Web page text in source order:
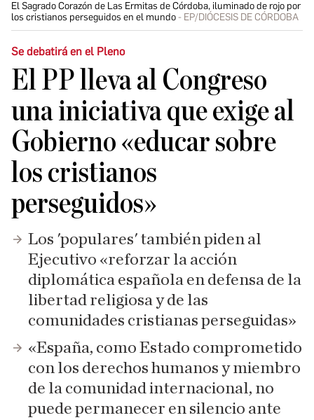
El Sagrado Corazón de Las Ermitas de Córdoba, iluminado de rojo por
los cristianos perseguidos en el mundo
EP/DIÓCESIS DE CÓRDOBA
Se debatirá en el Pleno
El PP lleva al Congreso
una iniciativa que exige al
Gobierno «educar sobre
los cristianos
perseguidos»
Los 'populares' también piden al
Ejecutivo «reforzar la acción
diplomática española en defensa de la
libertad religiosa y de las
comunidades cristianas perseguidas»
«España, como Estado comprometido
con los derechos humanos y miembro
de la comunidad internacional, no
puede permanecer en silencio ante